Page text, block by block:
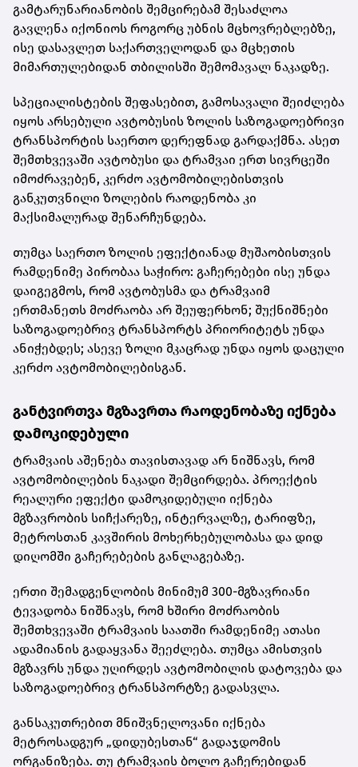
გამტარუნარიანობის შემცირებამ შესაძლოა
გავლენა იქონიოს როგორც უბნის მცხოვრებლებზე,
ისე დასავლეთ საქართველოდან და მცხეთის
მიმართულებიდან თბილისში შემომავალ ნაკადზე.
სპეციალისტების შეფასებით, გამოსავალი შეიძლება
იყოს არსებული ავტობუსის ზოლის საზოგადოებრივი
ტრანსპორტის საერთო დერეფნად გარდაქმნა. ასეთ
შემთხვევაში ავტობუსი და ტრამვაი ერთ სივრცეში
იმოძრავებენ, კერძო ავტომობილებისთვის
განკუთვნილი ზოლების რაოდენობა კი
მაქსიმალურად შენარჩუნდება.
თუმცა საერთო ზოლის ეფექტიანად მუშაობისთვის
რამდენიმე პირობაა საჭირო: გაჩერებები ისე უნდა
დაიგეგმოს, რომ ავტობუსმა და ტრამვაიმ
ერთმანეთს მოძრაობა არ შეუფერხონ; შუქნიშნები
საზოგადოებრივ ტრანსპორტს პრიორიტეტს უნდა
ანიჭებდეს; ასევე ზოლი მკაცრად უნდა იყოს დაცული
კერძო ავტომობილებისგან.
განტვირთვა მგზავრთა რაოდენობაზე იქნება
დამოკიდებული
ტრამვაის აშენება თავისთავად არ ნიშნავს, რომ
ავტომობილების ნაკადი შემცირდება. პროექტის
რეალური ეფექტი დამოკიდებული იქნება
მგზავრობის სიჩქარეზე, ინტერვალზე, ტარიფზე,
მეტროსთან კავშირის მოხერხებულობასა და დიდ
დიღომში გაჩერებების განლაგებაზე.
ერთი შემადგენლობის მინიმუმ 300-მგზავრიანი
ტევადობა ნიშნავს, რომ ხშირი მოძრაობის
შემთხვევაში ტრამვაის საათში რამდენიმე ათასი
ადამიანის გადაყვანა შეეძლება. თუმცა ამისთვის
მგზავრს უნდა უღირდეს ავტომობილის დატოვება და
საზოგადოებრივ ტრანსპორტზე გადასვლა.
განსაკუთრებით მნიშვნელოვანი იქნება
მეტროსადგურ „დიდუბესთან“ გადაჯდომის
ორგანიზება. თუ ტრამვაის ბოლო გაჩერებიდან